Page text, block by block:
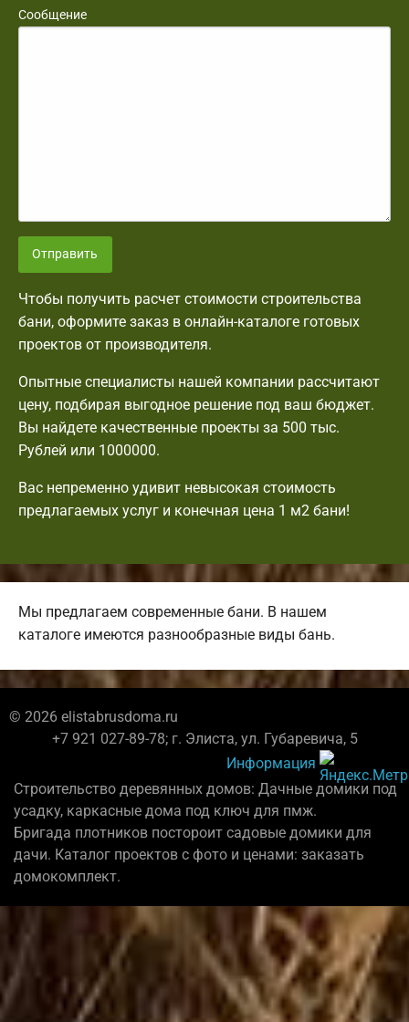
Сообщение
Отправить
Чтобы получить расчет стоимости строительства
бани, оформите заказ в онлайн-каталоге готовых
проектов от производителя.
Опытные специалисты нашей компании рассчитают
цену, подбирая выгодное решение под ваш бюджет.
Вы найдете качественные проекты за 500 тыс.
Рублей или 1000000.
Вас непременно удивит невысокая стоимость
предлагаемых услуг и конечная цена 1 м2 бани!
Мы предлагаем современные бани. В нашем
каталоге имеются разнообразные виды бань.
© 2026 elistabrusdoma.ru
+7 921 027-89-78; г. Элиста, ул. Губаревича, 5
Информация
Строительство деревянных домов: Дачные домики под
усадку, каркасные дома под ключ для пмж.
Бригада плотников постороит садовые домики для
дачи. Каталог проектов с фото и ценами: заказать
домокомплект.